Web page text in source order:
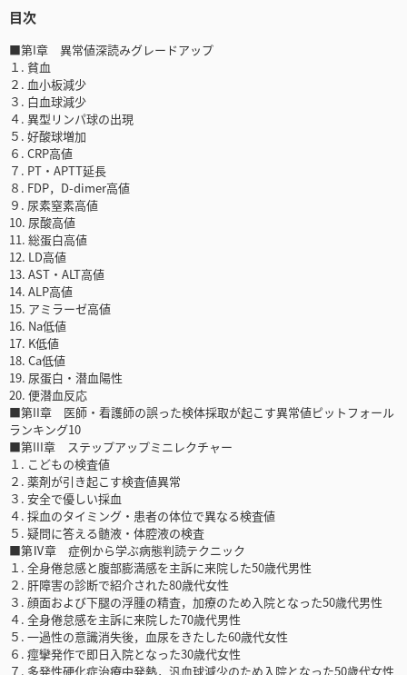
目次
■第I章 異常値深読みグレードアップ
１. 貧血
２. 血小板減少
３. 白血球減少
４. 異型リンパ球の出現
５. 好酸球増加
６. CRP高値
７. PT・APTT延長
８. FDP，D-dimer高値
９. 尿素窒素高値
10. 尿酸高値
11. 総蛋白高値
12. LD高値
13. AST・ALT高値
14. ALP高値
15. アミラーゼ高値
16. Na低値
17. K低値
18. Ca低値
19. 尿蛋白・潜血陽性
20. 便潜血反応
■第II章 医師・看護師の誤った検体採取が起こす異常値ピットフォール
ランキング10
■第III章 ステップアップミニレクチャー
１. こどもの検査値
２. 薬剤が引き起こす検査値異常
３. 安全で優しい採血
４. 採血のタイミング・患者の体位で異なる検査値
５. 疑問に答える髄液・体腔液の検査
■第Ⅳ章 症例から学ぶ病態判読テクニック
１. 全身倦怠感と腹部膨満感を主訴に来院した50歳代男性
２. 肝障害の診断で紹介された80歳代女性
３. 顔面および下腿の浮腫の精査，加療のため入院となった50歳代男性
４. 全身倦怠感を主訴に来院した70歳代男性
５. 一過性の意識消失後，血尿をきたした60歳代女性
６. 痙攣発作で即日入院となった30歳代女性
７. 多発性硬化症治療中発熱，汎血球減少のため入院となった50歳代女性